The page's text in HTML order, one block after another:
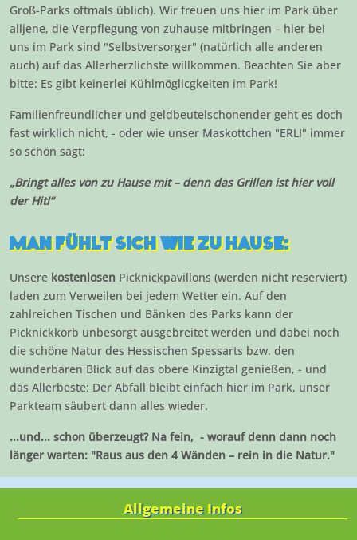
Groß-Parks oftmals üblich). Wir freuen uns hier im Park über
alljene, die Verpflegung von zuhause mitbringen – hier bei
uns im Park sind "Selbstversorger" (natürlich alle anderen
auch) auf das Allerherzlichste willkommen. Beachten Sie aber
bitte: Es gibt keinerlei Kühlmöglicgkeiten im Park!
Familienfreundlicher und geldbeutelschonender geht es doch
fast wirklich nicht, - oder wie unser Maskottchen "ERLI" immer
so schön sagt:
„Bringt alles von zu Hause mit – denn das Grillen ist hier voll
der Hit!“
MAN FÜHLT SICH WIE ZU HAUSE:
Unsere kostenlosen Picknickpavillons (werden nicht reserviert)
laden zum Verweilen bei jedem Wetter ein. Auf den
zahlreichen Tischen und Bänken des Parks kann der
Picknickkorb unbesorgt ausgebreitet werden und dabei noch
die schöne Natur des Hessischen Spessarts bzw. den
wunderbaren Blick auf das obere Kinzigtal genießen, - und
das Allerbeste: Der Abfall bleibt einfach hier im Park, unser
Parkteam säubert dann alles wieder.
...und... schon überzeugt? Na fein, - worauf denn dann noch
länger warten: "Raus aus den 4 Wänden – rein in die Natur."
Allgemeine Infos